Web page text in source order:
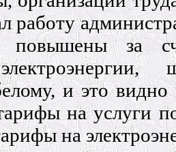
работу
повышены за
и это
на услуги
на